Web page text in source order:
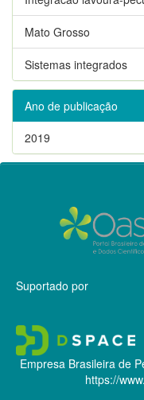
Mato Grosso
Sistemas integrados
Ano de publicação
2019
Suportado por
Empresa Brasileira de
https://